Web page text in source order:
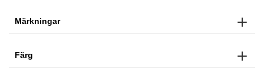
Märkningar
Färg